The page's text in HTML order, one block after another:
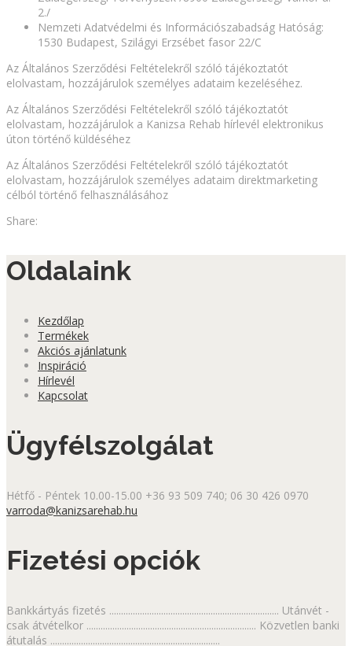
2./
Nemzeti Adatvédelmi és Információszabadság Hatóság:
1530 Budapest, Szilágyi Erzsébet fasor 22/C
Az Általános Szerződési Feltételekről szóló tájékoztatót
elolvastam, hozzájárulok személyes adataim kezeléséhez.
Az Általános Szerződési Feltételekről szóló tájékoztatót
elolvastam, hozzájárulok a Kanizsa Rehab hírlevél elektronikus
úton történő küldéséhez
Az Általános Szerződési Feltételekről szóló tájékoztatót
elolvastam, hozzájárulok személyes adataim direktmarketing
célból történő felhasználásához
Share:
Oldalaink
Kezdőlap
Termékek
Akciós ajánlatunk
Inspiráció
Hírlevél
Kapcsolat
Ügyfélszolgálat
Hétfő - Péntek 10.00-15.00 +36 93 509 740; 06 30 426 0970
varroda@kanizsarehab.hu
Fizetési opciók
Bankkártyás fizetés ........................................................................ Utánvét -
csak átvételkor ........................................................................ Közvetlen banki
átutalás ........................................................................